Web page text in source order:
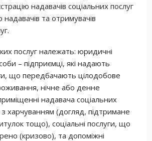
надавачів соціальних послуг
та отримувачів
послуг належать: юридичні
– підприємці, які надають
що передбачають цілодобове
нічне або денне
надавача соціальних
харчуванням (догляд, підтримане
тощо), соціальні послуги, що
(кризово), та допоміжні